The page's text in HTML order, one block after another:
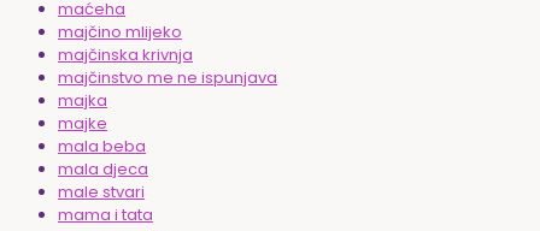
maćeha
majčino mlijeko
majčinska krivnja
majčinstvo me ne ispunjava
majka
majke
mala beba
mala djeca
male stvari
mama i tata